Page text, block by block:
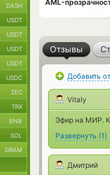
AML-
Отзывы
Добавить
Vitaly
Эфир на МИР.
Развернуть (1)
Дмитрий
DASH
USDT
USDT
USDT
USDT
USDC
ZEC
TRX
BNB
SOL
GRAM